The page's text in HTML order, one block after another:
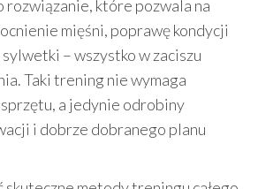
rozwiązanie, które pozwala na
mięśni, poprawę kondycji
– wszystko w zaciszu
Taki trening nie wymaga
a jedynie odrobiny
i dobrze dobranego planu